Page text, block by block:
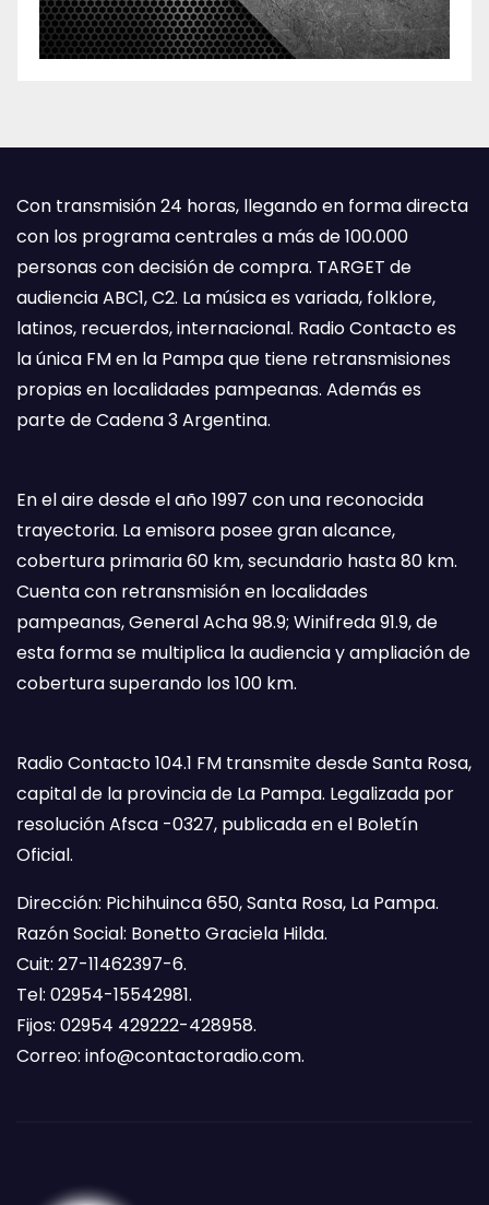
Con transmisión 24 horas, llegando en forma directa
con los programa centrales a más de 100.000
personas con decisión de compra. TARGET de
audiencia ABC1, C2. La música es variada, folklore,
latinos, recuerdos, internacional. Radio Contacto es
la única FM en la Pampa que tiene retransmisiones
propias en localidades pampeanas. Además es
parte de Cadena 3 Argentina.
En el aire desde el año 1997 con una reconocida
trayectoria. La emisora posee gran alcance,
cobertura primaria 60 km, secundario hasta 80 km.
Cuenta con retransmisión en localidades
pampeanas, General Acha 98.9; Winifreda 91.9, de
esta forma se multiplica la audiencia y ampliación de
cobertura superando los 100 km.
Radio Contacto 104.1 FM transmite desde Santa Rosa,
capital de la provincia de La Pampa. Legalizada por
resolución Afsca -0327, publicada en el Boletín
Oficial.
Dirección: Pichihuinca 650, Santa Rosa, La Pampa.
Razón Social: Bonetto Graciela Hilda.
Cuit: 27-11462397-6.
Tel: 02954-15542981.
Fijos: 02954 429222-428958.
Correo: info@contactoradio.com.